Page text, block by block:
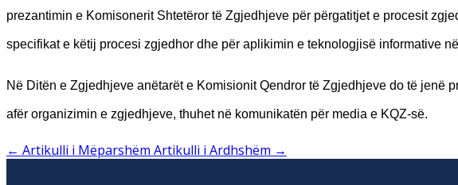
prezantimin e Komisonerit Shtetëror të Zgjedhjeve për përgatitjet e procesit
specifikat e këtij procesi zgjedhor dhe për aplikimin e teknologjisë informative
Në Ditën e Zgjedhjeve anëtarët e Komisionit Qendror të Zgjedhjeve do të jenë
afër organizimin e zgjedhjeve, thuhet në komunikatën për media e KQZ-së.
← Artikulli i Mëparshëm Artikulli i Ardhshëm →